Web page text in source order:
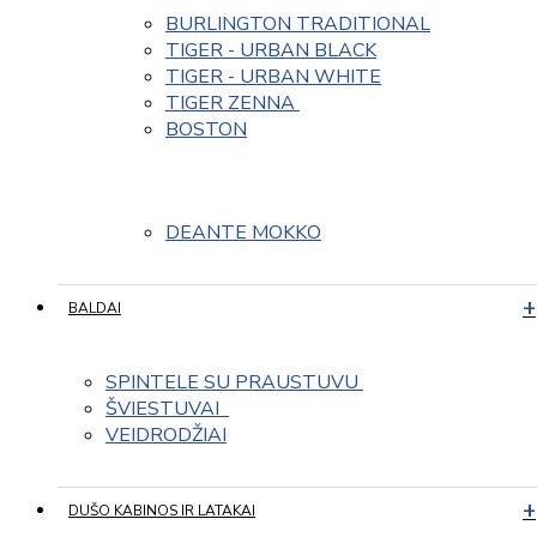
BURLINGTON TRADITIONAL
TIGER - URBAN BLACK
TIGER - URBAN WHITE
TIGER ZENNA
BOSTON
DEANTE MOKKO
BALDAI
SPINTELE SU PRAUSTUVU
ŠVIESTUVAI
VEIDRODŽIAI
DUŠO KABINOS IR LATAKAI